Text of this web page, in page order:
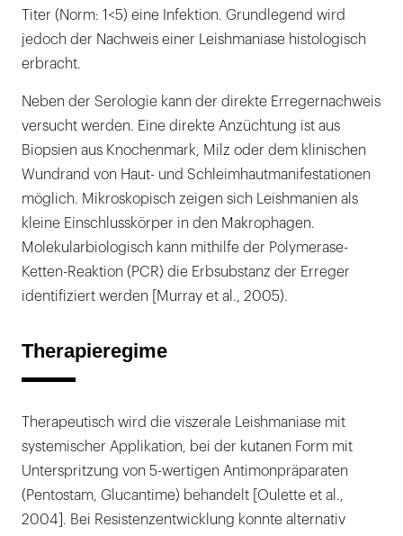
Titer (Norm: 1<5) eine Infektion. Grundlegend wird
jedoch der Nachweis einer Leishmaniase histologisch
erbracht.
Neben der Serologie kann der direkte Erregernachweis
versucht werden. Eine direkte Anzüchtung ist aus
Biopsien aus Knochenmark, Milz oder dem klinischen
Wundrand von Haut- und Schleimhautmanifestationen
möglich. Mikroskopisch zeigen sich Leishmanien als
kleine Einschlusskörper in den Makrophagen.
Molekularbiologisch kann mithilfe der Polymerase-
Ketten-Reaktion (PCR) die Erbsubstanz der Erreger
identifiziert werden [Murray et al., 2005).
Therapieregime
Therapeutisch wird die viszerale Leishmaniase mit
systemischer Applikation, bei der kutanen Form mit
Unterspritzung von 5-wertigen Antimonpräparaten
(Pentostam, Glucantime) behandelt [Oulette et al.,
2004]. Bei Resistenzentwicklung konnte alternativ